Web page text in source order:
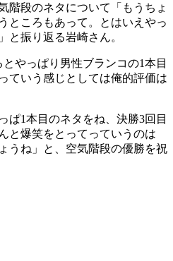
階段のネタについて「もうちょ
ところもあって。とはいえやっ
と振り返る岩崎さん。
とやっぱり男性ブランコの1本目
ていう感じとしては俺的評価は
ぱ1本目のネタをね、決勝3回目
と爆笑をとってっていうのは
うね」と、空気階段の優勝を祝